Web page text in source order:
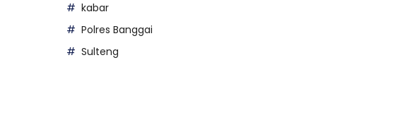
kabar
Polres Banggai
Sulteng